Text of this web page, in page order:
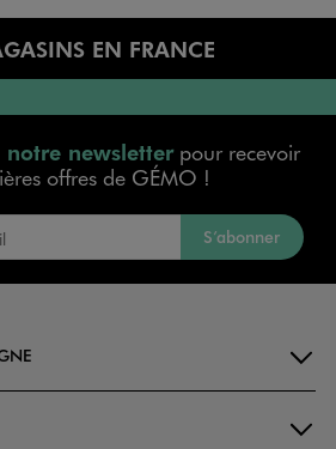
EN FRANCE
notre newsletterpour recevoir
offres de GÉMO !
S’abonner